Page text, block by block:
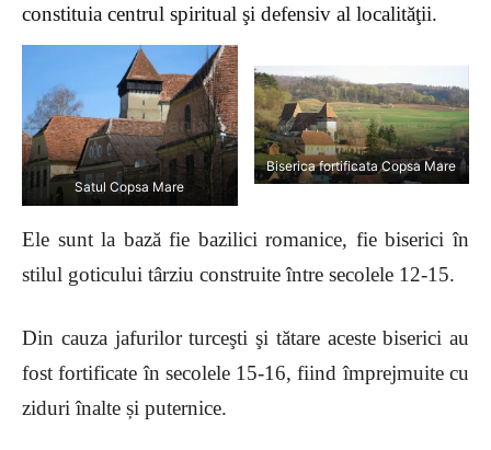
constituia centrul spiritual şi defensiv al localităţii.
Satul Copsa Mare
Biserica fortificata Copsa Mare
Ele sunt la bază fie bazilici romanice, fie biserici în
stilul goticului târziu construite între secolele 12-15.
Din cauza jafurilor turceşti şi tătare aceste biserici au
fost fortificate în secolele 15-16, fiind împrejmuite cu
ziduri înalte și puternice.